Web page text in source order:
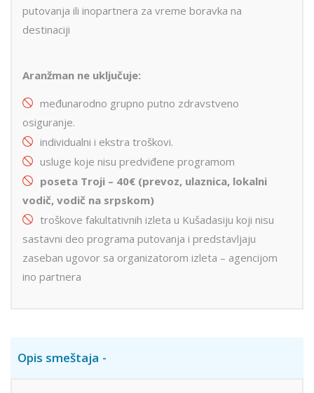
putovanja ili inopartnera za vreme boravka na
destinaciji
Aranžman ne uključuje:
međunarodno grupno putno zdravstveno
osiguranje.
individualni i ekstra troškovi.
usluge koje nisu predviđene programom
poseta Troji – 40€ (prevoz, ulaznica, lokalni
vodič, vodič na srpskom)
troškove fakultativnih izleta u Kušadasiju koji nisu
sastavni deo programa putovanja i predstavljaju
zaseban ugovor sa organizatorom izleta – agencijom
ino partnera
Opis smeštaja